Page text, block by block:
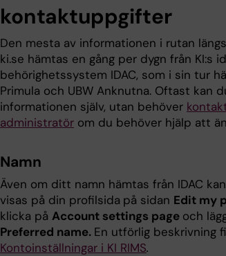
kontaktuppgifter
Den mesta av informationen i rutan
ki.se hämtas en gång per dygn från KI:s
behörighetssystem IDAC, som i sin tur
Primula och UBW Anknutna. Oftast kan
informationen själv, utan behöver
administratör om du behöver hjälp att
Namn
Även om ditt namn hämtas från IDAC
visas på din profilsida på sidan Edit my
klicka på Account settings page och
Preferred name. En utförlig beskrivning
Kontoinställningar i KI RIMS.